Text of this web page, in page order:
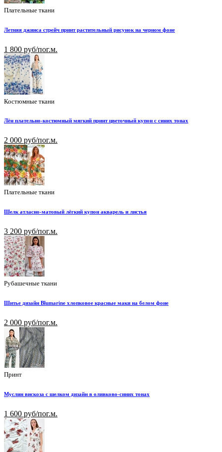
Плательные ткани
Летняя джинса стрейч принт растительный рисунок на черном фоне
1 800 руб/пог.м.
Костюмные ткани
Лён плательно-костюмный мягкий принт цветочный купон с синих тонах
2 000 руб/пог.м.
Плательные ткани
Шелк атласно-матовый лёгкий купон акварель и листья
3 200 руб/пог.м.
Рубашечные ткани
Шитье дизайн Blumarine хлопковое красные маки на белом фоне
2 000 руб/пог.м.
Принт
Муслин вискоза с шелком дизайн в оливково-синих тонах
1 600 руб/пог.м.